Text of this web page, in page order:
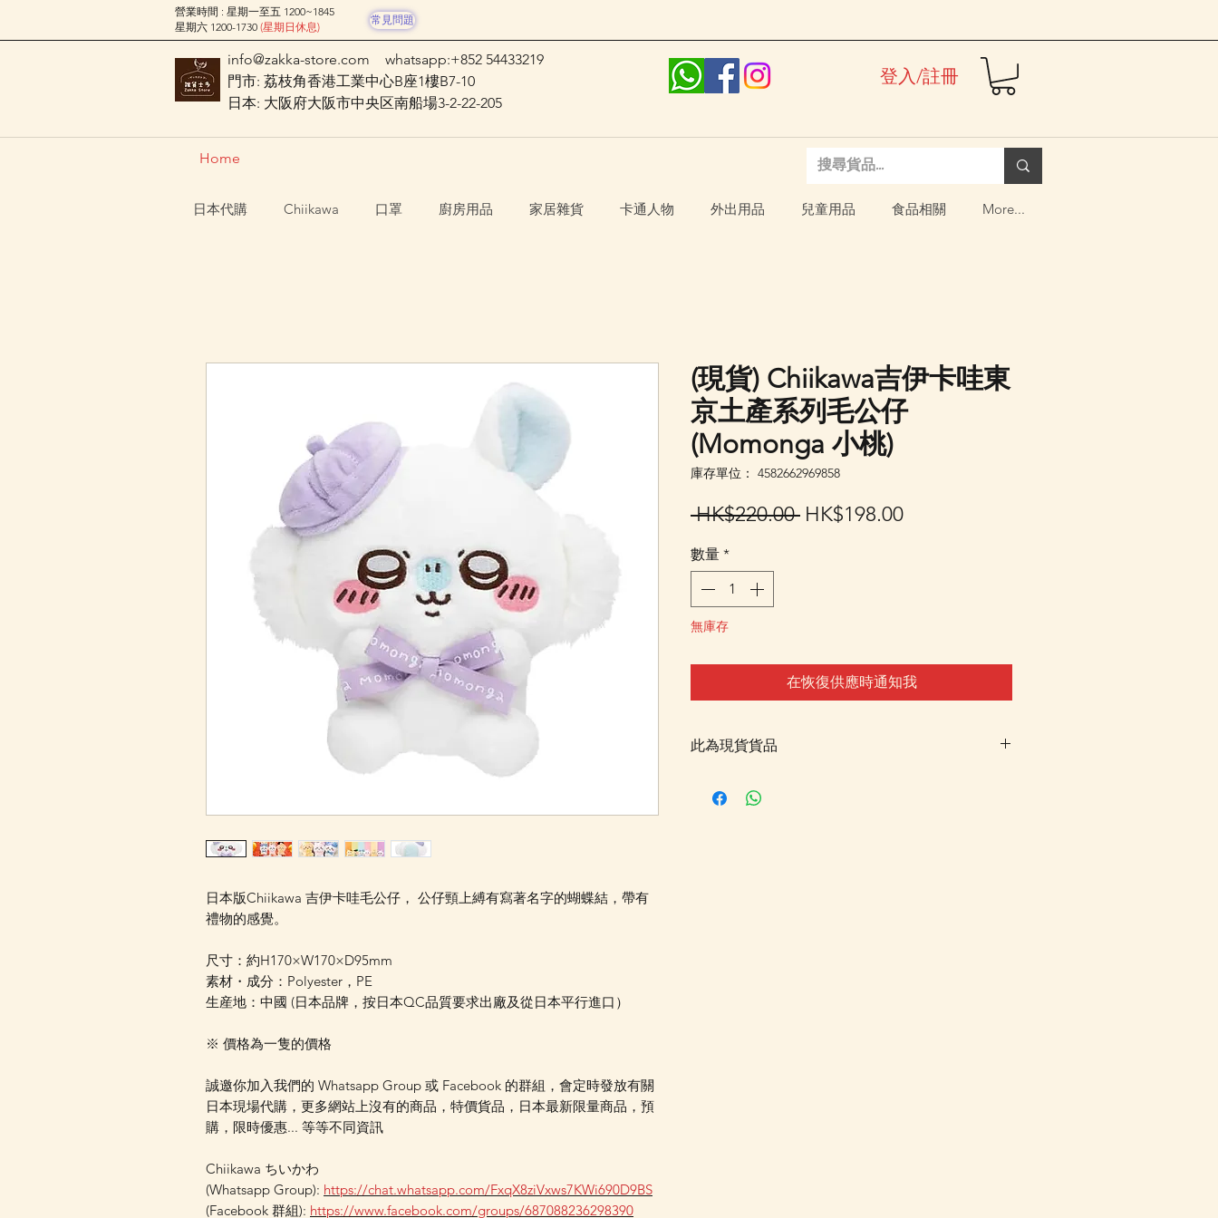
營業時間 : 星期一至五 1200~1845
星期六 1200-1730 (星期日休息)
常見問題
info@zakka-store.com
whatsapp:+852 54433219
門市: 荔枝角香港工業中心B座1樓B7-10
日本: 大阪府大阪市中央区南船場3-2-22-205
登入/註冊
Home
日本代購 Chiikawa 口罩 廚房用品 家居雜貨 卡通人物 外出用品 兒童用品 食品相關 More...
日本版Chiikawa 吉伊卡哇毛公仔， 公仔頸上縛有寫著名字的蝴蝶結，帶有
禮物的感覺。
尺寸：約H170×W170×D95mm
素材・成分：Polyester，PE
生産地：中國 (日本品牌，按日本QC品質要求出廠及從日本平行進口）
※ 價格為一隻的價格
誠邀你加入我們的 Whatsapp Group 或 Facebook 的群組，會定時發放有關
日本現場代購，更多網站上沒有的商品，特價貨品，日本最新限量商品，預
購，限時優惠... 等等不同資訊
Chiikawa ちいかわ
(Whatsapp Group): https://chat.whatsapp.com/FxqX8ziVxws7KWi690D9BS
(Facebook 群組): https://www.facebook.com/groups/687088236298390
(現貨) Chiikawa吉伊卡哇東
京土產系列毛公仔
(Momonga 小桃)
庫存單位： 4582662969858
HK$220.00 一
HK$198.00促
數量 *
無庫存
在恢復供應時通知我
此為現貨貨品
統顯示為"無庫存"或"未能放入購物車時, 可以